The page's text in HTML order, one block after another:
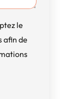
le
afin de